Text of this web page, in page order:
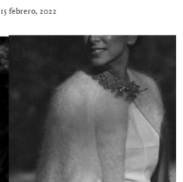
15 febrero, 2022